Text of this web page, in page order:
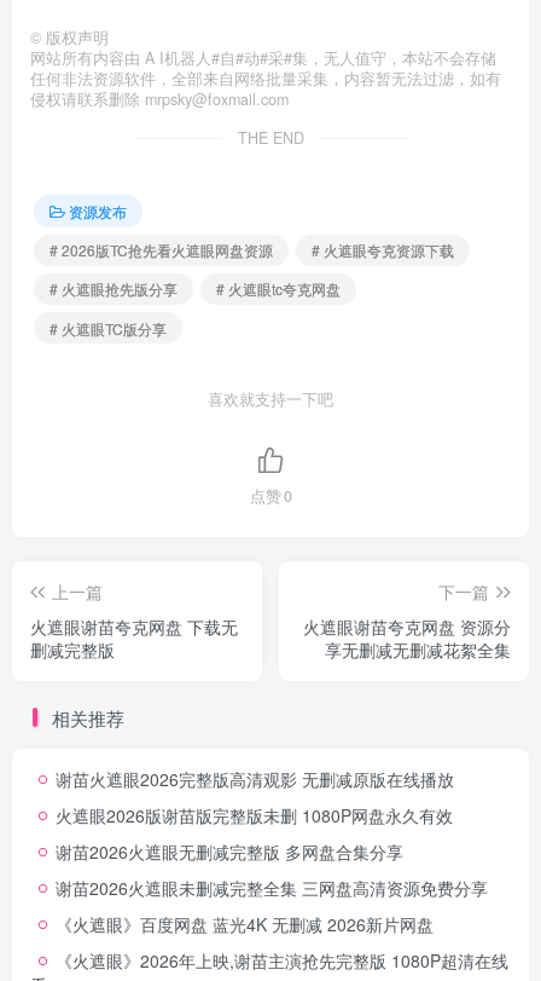
© 版权声明
网站所有内容由 A I机器人#自#动#采#集，无人值守，本站不会存储
任何非法资源软件，全部来自网络批量采集，内容暂无法过滤，如有
侵权请联系删除 mrpsky@foxmail.com
THE END
资源发布
# 2026版TC抢先看火遮眼网盘资源
# 火遮眼夸克资源下载
# 火遮眼抢先版分享
# 火遮眼tc夸克网盘
# 火遮眼TC版分享
喜欢就支持一下吧
点赞0
上一篇
火遮眼谢苗夸克网盘 下载无
删减完整版
下一篇
火遮眼谢苗夸克网盘 资源分
享无删减无删减花絮全集
相关推荐
谢苗火遮眼2026完整版高清观影 无删减原版在线播放
火遮眼2026版谢苗版完整版未删 1080P网盘永久有效
谢苗2026火遮眼无删减完整版 多网盘合集分享
谢苗2026火遮眼未删减完整全集 三网盘高清资源免费分享
《火遮眼》百度网盘 蓝光4K 无删减 2026新片网盘
《火遮眼》2026年上映,谢苗主演抢先完整版 1080P超清在线